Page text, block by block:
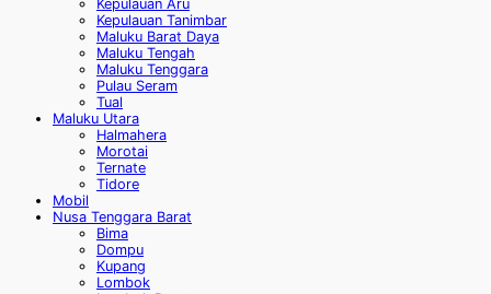
Kepulauan Aru
Kepulauan Tanimbar
Maluku Barat Daya
Maluku Tengah
Maluku Tenggara
Pulau Seram
Tual
Maluku Utara
Halmahera
Morotai
Ternate
Tidore
Mobil
Nusa Tenggara Barat
Bima
Dompu
Kupang
Lombok